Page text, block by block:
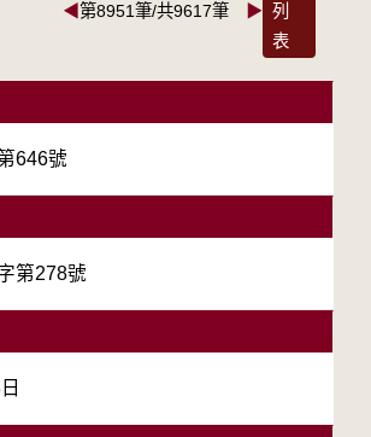
◀第8951筆/共9617筆 ▶ 列
表
646號
第278號